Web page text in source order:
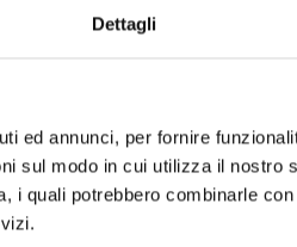
Dettagli
ed annunci, per fornire
sul modo in cui utilizza il nostro
i quali potrebbero combinarle